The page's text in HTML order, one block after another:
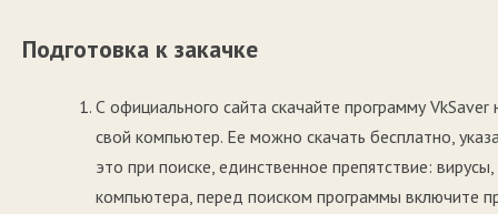
Подготовка к закачке
С официального сайта скачайте программу VkSaver
свой компьютер. Ее можно скачать бесплатно,
это при поиске, единственное препятствие:
компьютера, перед поиском программы включите